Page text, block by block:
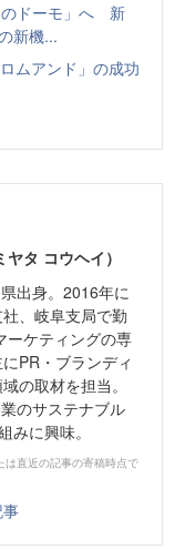
のドーモ」へ 新
新機...
ムアンド」の成功
タ コウヘイ）
出身。2016年に
、岐阜支局で勤
ーケティングの専
PR・ブランディ
の取材を担当。
のサステナブル
みに興味。
は直近の記事の寄稿時点で